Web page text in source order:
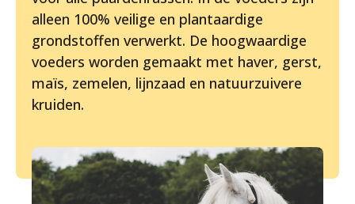
alleen 100% veilige en plantaardige
grondstoffen verwerkt. De hoogwaardige
voeders worden gemaakt met haver, gerst,
maïs, zemelen, lijnzaad en natuurzuivere
kruiden.